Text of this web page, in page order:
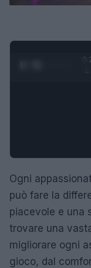
Ogni
può fare la
piacevole e una
trovare una
migliorare ogni
gioco, dal